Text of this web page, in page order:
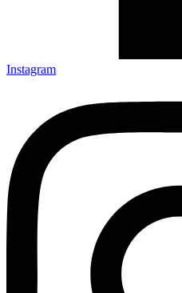
Instagram